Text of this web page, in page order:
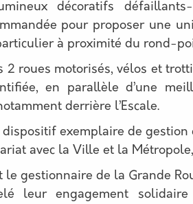
décoratifs
pour proposer une
à proximité du rond-
2 roues motorisés, vélos et
en parallèle d’une
derrière l’Escale.
exemplaire de gestion
avec la Ville et la
le gestionnaire de la Grande
leur engagement